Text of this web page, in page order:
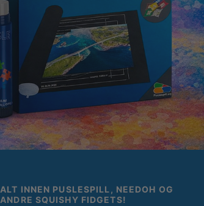
ALT INNEN PUSLESPILL, NEEDOH OG
ANDRE SQUISHY FIDGETS!